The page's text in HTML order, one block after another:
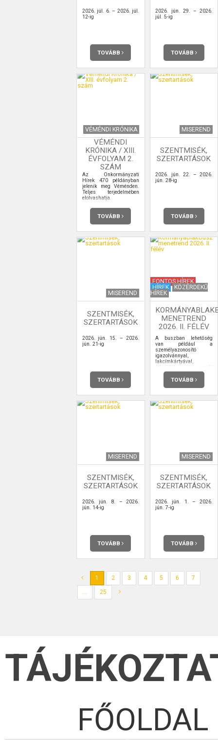
2026. júl. 6. – 2026. júl.
12-ig
TOVÁBB
2026. jún. 29. – 2026.
júl. 5-ig
TOVÁBB
VÉMÉNDI KRÓNIKA
VÉMÉNDI
KRÓNIKA / XIII.
ÉVFOLYAM 2.
SZÁM
Az Önkormányzati
Hírek 470 példányban
jelenik meg Véménden.
Teljes terjedelmében
elolvashatja.
TOVÁBB
MISEREND
SZENTMISÉK,
SZERTARTÁSOK
2026. jún. 22. – 2026.
jún. 28-ig
TOVÁBB
MISEREND
SZENTMISÉK,
SZERTARTÁSOK
2026. jún. 15. – 2026.
jún. 21-ig
TOVÁBB
FONTOS HÍREK
HÍREK
KÖZÉRDEKŰ
HÍREK
MENETREND
2026. II. FÉLÉV
A buszban lehetőség
van például a
személyazonosító
igazolvánnyal,
lakcímkártyával,
útlevéllel, vezetői
engedéllyel kapcsolatos
ügyintézésre,
TOVÁBB
MISEREND
SZENTMISÉK,
SZERTARTÁSOK
2026. jún. 8. – 2026.
jún. 14-ig
TOVÁBB
MISEREND
SZENTMISÉK,
SZERTARTÁSOK
2026. jún. 1. – 2026.
jún. 7-ig
TOVÁBB
1 2 3 4 5 6 7
... 25
FŐOLDAL